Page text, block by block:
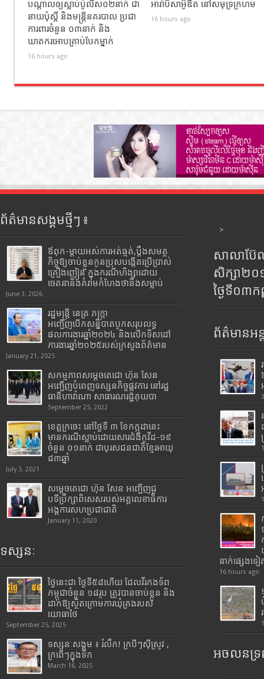
បណ្តាលឲ្យស្លាប់ប៉ូលីស០២នាក់ ជា
នាយប៉ុស្តិ៍ និងមន្រ្តីនគរបាល ប្រជា
ការពារចំនួន ០៣នាក់ និង
ឃាតករអោបគ្រាប់បែកម្នាក់
16 hours ago
អារ៉ាប៊ីសាអ៊ូឌីត នៅសមុទ្រក្រហម
16 hours ago
ព័ត៌មានសង្គមថ្មីៗ ៖
ឪពុក-ម្ដាយអស់ការអត់ធ្មត់,ប្ដឹងសមត្ថ
កិច្ចឱ្យចាប់ខ្លួនកូនប្រុសបង្កើតប្រើប្រាស់
គ្រឿងញៀន ក្នុងករណីហិង្សាដោយ
ចេតនានិងគំរាមកំហែងថានឹងសម្លាប់
June 3, 2026
រដ្ឋមន្រ្តី​ នេត្រ​ ភក្ត្រា​
អញ្ជើញបើកសន្និបាតបូកសរុបលទ្ធ
ផលការងារឆ្នាំ២០២៤ និងលើកទិសដៅ
ការងារឆ្នាំ២០២៥របស់​ក្រសួង​ព័ត៌មាន​
January 21, 2025
សកម្មភាពសម្តេចតេជោ ហ៊ុន សែន
អញ្ជើញបំពេញទស្សនកិច្ចផ្លូវការ នៅរដ្ឋ
ធានីហាវ៉ាណា សាធារណរដ្ឋគុយបា
September 25, 2022
ខេត្តក្រចេះ នៅថ្ងៃទី ៣ ខែកក្កដានេះ
មានករណីស្លាប់ដោយសារជំងឺកូវីដ-១៩
ចំនួន ០១នាក់ ជាបុរសជនជាតិខ្មែរអាយុ
៨៣ឆ្នាំ
July 3, 2021
សម្តេចតេជោ ហ៊ុន សែន អញ្ជើញជួ
បទីប្រឹក្សាពិសេសរបស់អគ្គលេខាធិការ
អង្គការសហប្រជាជាតិ
January 11, 2020
ទស្សនៈ
ថ្ងៃនេះជា ថ្ងៃទី៥៨ហើយ ដែលវីរកងទ័ព
កម្ពុជាចំនួន ១៨រូប ត្រូវបានចាប់ខ្លួន និង
ដាក់ឱ្យស្ថិតក្រោមការឃុំគ្រងរបស់
យោធាថៃ
September 25, 2025
ទស្សនៈសង្គម ៖ រំលឹក! ក្របីៗស៊ីស្រូវ ,
ក្រពើៗក្នុងទឹក
March 16, 2025
>
សាលាប៊ែ
សិក្សា២
ថ្ងៃទី០៣
ព័ត៌មានអន្
នាក់ផ្សេងទ
16 hours ago
អចលនទ្រ